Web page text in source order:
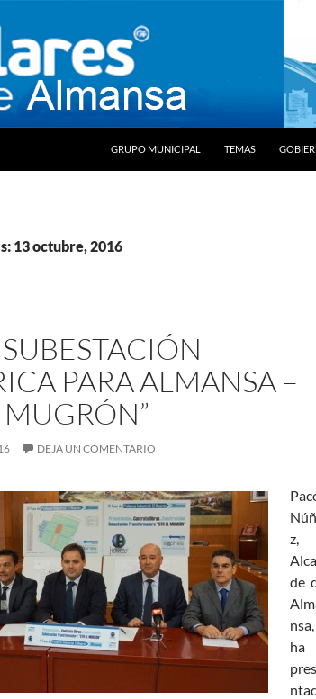
GRUPO MUNICIPAL
TEMAS
13 octubre, 2016
PARA ALMANSA –
MUGRÓN”
DEJA UN COMENTARIO
z,
de
nsa,
ha